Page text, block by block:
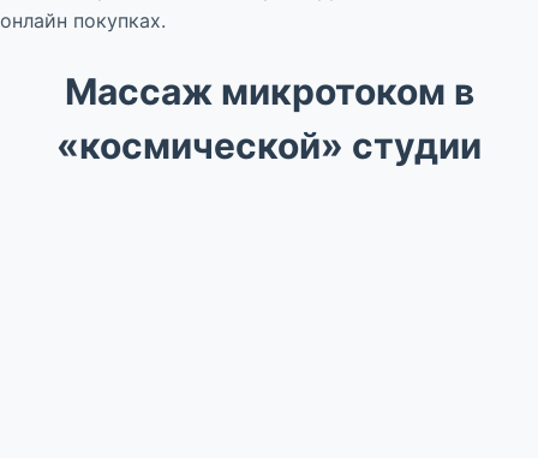
онлайн покупках.
Массаж микротоком в
«космической» студии